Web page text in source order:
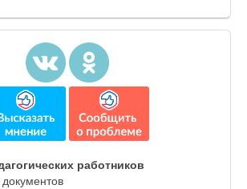
работников